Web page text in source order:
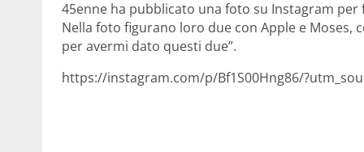
45enne ha pubblicato una foto su Instagram
Nella foto figurano loro due con Apple e
per avermi dato questi due”.
https://instagram.com/p/Bf1S00Hng86/